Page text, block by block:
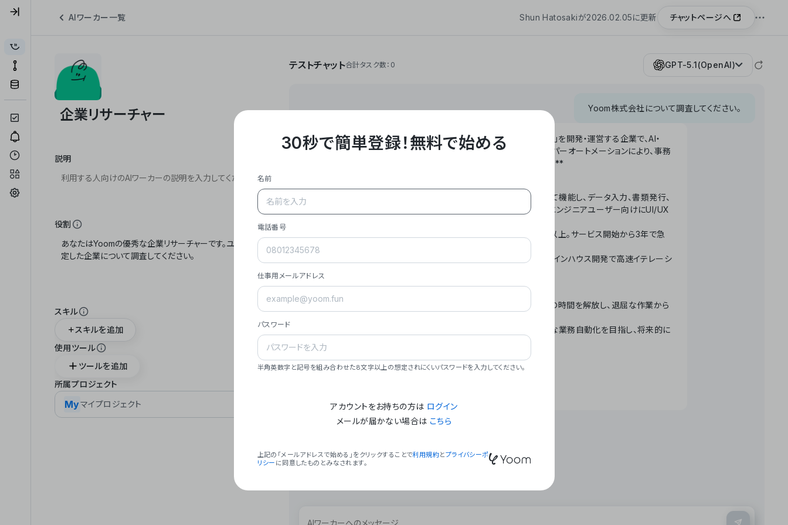
AIワーカー一覧 Shun Hatosakiが2026.02.05に更新 チャットページへ
説明
役割
スキル
スキルを追加
使用ツール
ツールを追加
所属プロジェクト
Myマイプロジェクト
テストチャット合計タスク数：0 GPT-5.1(OpenAI)
Yoom株式会社について調査してください。
**Yoom株式会社は、ビジネスオートメーションSaaS「Yoom」を開発・運営する企業で、AI・
API・RPA・OCRなどの技術をノーコードで組み合わせたハイパーオートメーションにより、事務
作業やデスクワークを自動化するサービスを提供しています。**
- **主力プロダクト「Yoom」**: SaaS連携データベースとして機能し、データ入力、書類発行、
メール対応、請求書処理、日報作成などの業務を自動化。非エンジニアユーザー向けにUI/UX
- **実績**: 国内利用社数20,000社超、直近成長率300%以上。サービス開始から3年で急
- **強み**: すべての自動化技術を1プラットフォームで完結。インハウス開発で高速イテレーシ
- **ミッション**: 「We Make Time」 – テクノロジーで人々の時間を解放し、退屈な作業から
- **ビジョン**: 「Global Business Automation」 – 世界的な業務自動化を目指し、将来的に
### 会社概要
30秒で簡単登録！無料で始める
名前
電話番号
仕事用メールアドレス
パスワード
半角英数字と記号を組み合わせた8文字以上の想定されにくいパスワードを入力してください。
アカウントをお持ちの方は ログイン
メールが届かない場合は こちら
上記の「メールアドレスで始める」をクリックすることで利用規約とプライバシーポ
リシー に同意したものとみなされます。